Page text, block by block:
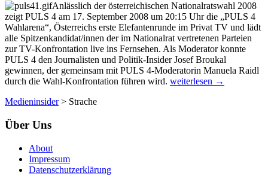
(Fotostrecke)
Anlässlich der österreichischen Nationalratswahl 2008
zeigt PULS 4 am 17. September 2008 um 20:15 Uhr die „PULS 4
Wahlarena“, Österreichs erste Elefantenrunde im Privat TV und lädt
alle Spitzenkandidat/innen der im Nationalrat vertretenen Parteien
zur TV-Konfrontation live ins Fernsehen. Als Moderator konnte
PULS 4 den Journalisten und Politik-Insider Josef Broukal
gewinnen, der gemeinsam mit PULS 4-Moderatorin Manuela Raidl
durch die Wahl-Konfrontation führen wird. Die
weiterlesen →
Medieninsider> Strache
Über Uns
About
Impressum
Datenschutzerklärung